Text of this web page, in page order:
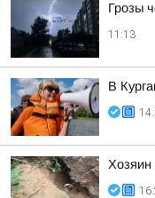
Грозы
11:13
В
Хозяин